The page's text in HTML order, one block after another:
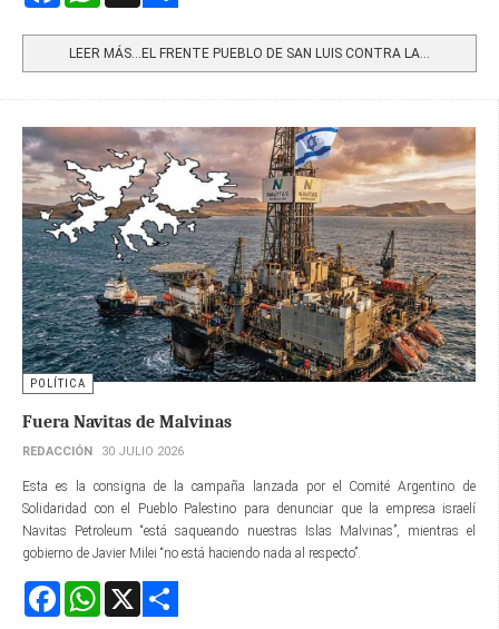
LEER MÁS…EL FRENTE PUEBLO DE SAN LUIS CONTRA LA...
POLÍTICA
Fuera Navitas de Malvinas
REDACCIÓN 30 JULIO 2026
Esta es la consigna de la campaña lanzada por el Comité Argentino de
Solidaridad con el Pueblo Palestino para denunciar que la empresa israelí
Navitas Petroleum “está saqueando nuestras Islas Malvinas”, mientras el
gobierno de Javier Milei “no está haciendo nada al respecto”.
FacebookWhatsApp